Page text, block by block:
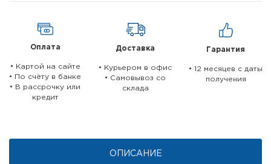
Оплата
• Картой на сайте
• По счёту в банке
• В рассрочку или
кредит
Доставка
• Курьером в офис
• Самовывоз со
склада
Гарантия
• 12 месяцев c даты
получения
ОПИСАНИЕ